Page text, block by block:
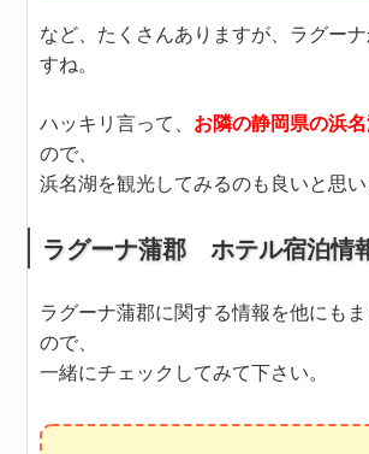
など、たくさんありますが、ラグー
すね。
ハッキリ言って、 お隣の静岡県の浜
ので、
浜名湖を観光してみるのも良いと思い
ラグーナ蒲郡 ホテル宿泊情
ラグーナ蒲郡に関する情報を他にも
ので、
一緒にチェックしてみて下さい。